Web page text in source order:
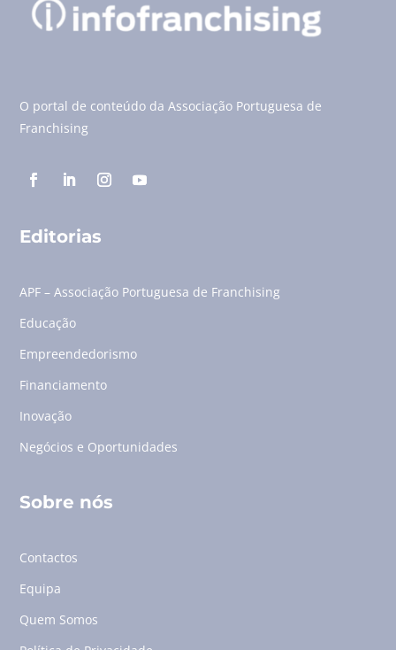
O portal de conteúdo da Associação Portuguesa de
Franchising
Editorias
APF – Associação Portuguesa de Franchising
Educação
Empreendedorismo
Financiamento
Inovação
Negócios e Oportunidades
Sobre nós
Contactos
Equipa
Quem Somos